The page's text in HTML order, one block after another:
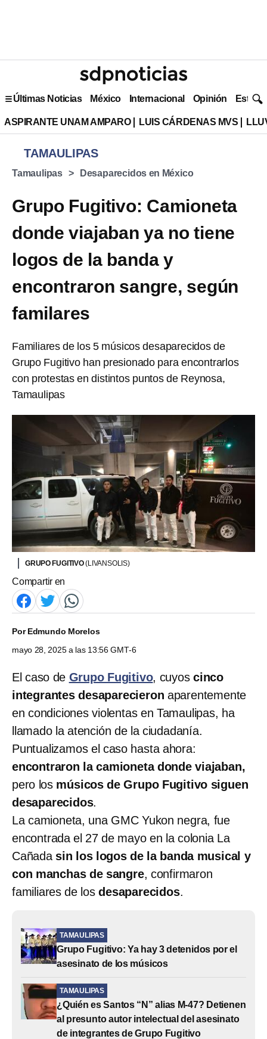
Últimas Noticias México Internacional Opinión Estilo
ASPIRANTE UNAM AMPARO LUIS CÁRDENAS MVS
TAMAULIPAS
Tamaulipas Desaparecidos en México
Grupo Fugitivo: Camioneta
donde viajaban ya no tiene
logos de la banda y
encontraron sangre, según
familares
Familiares de los 5 músicos desaparecidos de
Grupo Fugitivo han presionado para encontrarlos
con protestas en distintos puntos de Reynosa,
Tamaulipas
GRUPO FUGITIVO(LIVANSOLIS)
Compartir en
PorEdmundo Morelos
mayo 28, 2025 a las 13:56 GMT-6
El caso de Grupo Fugitivo, cuyoscinco
integrantes desaparecieron aparentemente
en condiciones violentas en Tamaulipas, ha
llamado la atención de la ciudadanía.
Puntualizamos el caso hasta ahora:
encontraron la camioneta donde viajaban,
pero los músicos de Grupo Fugitivo siguen
desaparecidos.
La camioneta, una GMC Yukon negra, fue
encontrada el 27 de mayo en la colonia La
Cañada sin los logos de la banda musical y
con manchas de sangre, confirmaron
familiares de losdesaparecidos.
TAMAULIPAS
Grupo Fugitivo: Ya hay 3 detenidos por el
asesinato de los músicos
TAMAULIPAS
¿Quién es Santos “N” alias M-47? Detienen
al presunto autor intelectual del asesinato
de integrantes de Grupo Fugitivo